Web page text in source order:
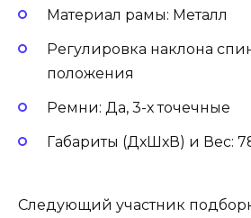
Материал рамы: Металл
Регулировка наклона
положения
Ремни: Да, 3-х точечные
Габариты (ДхШхВ) и Вес:
Следующий участник